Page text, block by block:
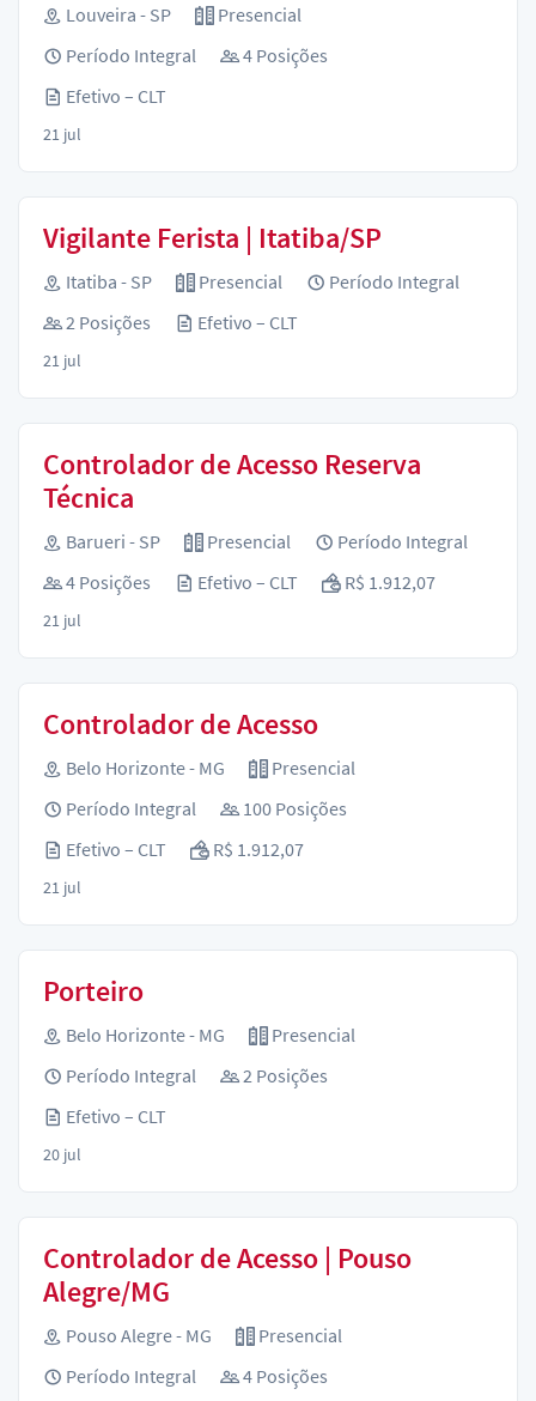
Louveira - SP
Presencial
Período Integral
4 Posições
Efetivo – CLT
21 jul
Vigilante Ferista | Itatiba/SP
Itatiba - SP Presencial
Período Integral
2 Posições
Efetivo – CLT
21 jul
Controlador de Acesso Reserva
Técnica
Barueri - SP Presencial
Período Integral
4 Posições
Efetivo – CLT R$ 1.912,07
21 jul
Controlador de Acesso
Belo Horizonte - MG
Presencial
Período Integral
100 Posições
Efetivo – CLT
R$ 1.912,07
21 jul
Porteiro
Belo Horizonte - MG
Presencial
Período Integral
2 Posições
Efetivo – CLT
20 jul
Controlador de Acesso | Pouso
Alegre/MG
Pouso Alegre - MG
Presencial
Período Integral
4 Posições